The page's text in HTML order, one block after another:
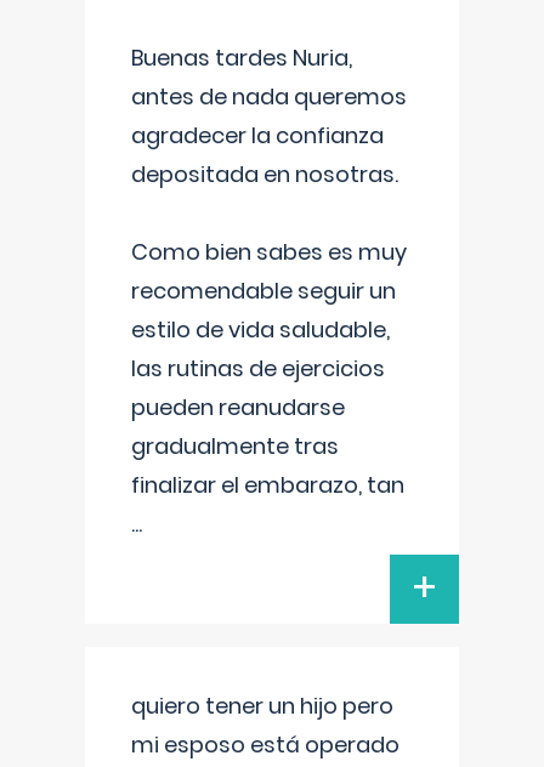
Buenas tardes Nuria,
antes de nada queremos
agradecer la confianza
depositada en nosotras.
Como bien sabes es muy
recomendable seguir un
estilo de vida saludable,
las rutinas de ejercicios
pueden reanudarse
gradualmente tras
finalizar el embarazo, tan
...
+
quiero tener un hijo pero
mi esposo está operado